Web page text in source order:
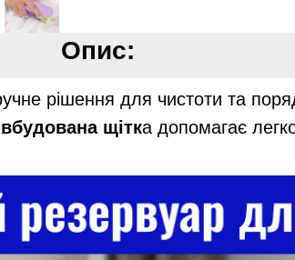
Опис:
рішення для чистоти та
вбудована щітка допомагає